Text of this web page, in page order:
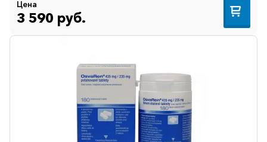
Цена
3 590 руб.